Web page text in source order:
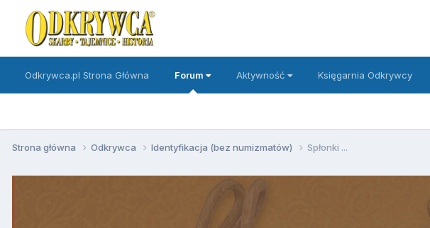
Odkrywca.pl Strona Główna Forum Aktywność Księgarnia Odkrywcy
Strona główna Odkrywca Identyfikacja (bez numizmatów) Spłonki ...